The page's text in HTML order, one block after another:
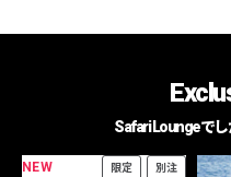
Safari Loungeで
NEW 限定 別注